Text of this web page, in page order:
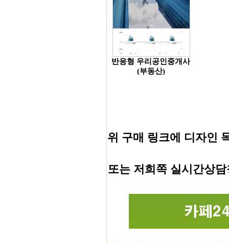
반응형 우리공인중개사
(부동산)
위 구매 링크에 디자인
또는 저희쪽 실시간상